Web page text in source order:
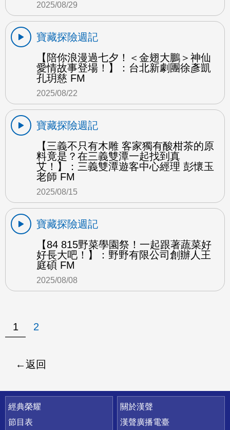
2025/08/29
寶藏探險週記
【陪你浪漫過七夕！＜金翅大鵬＞神仙
愛情故事登場！】：台北新劇團徐彥凱
孔玥慈 FM
2025/08/22
寶藏探險週記
【三義不只有木雕 客家獨有酸柑茶的原
料竟是？在三義雙潭一起找到真
艾！】：三義雙潭遊客中心經理 彭懷玉
老師 FM
2025/08/15
寶藏探險週記
【84 815野菜學園祭！一起跟著蔬菜好
好長大吧！】：野野有限公司創辦人王
庭碩 FM
2025/08/08
1 2
返回
快速連結
經典榮耀
節目表
關於漢聲
漢聲廣播電臺